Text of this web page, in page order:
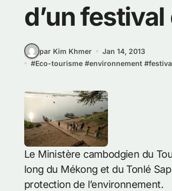
d’un
par Kim Khmer
Jan 14, 2013
#Eco-tourisme #environnement #
Le Ministère cambodgien du
long du Mékong et du Tonlé
protection de l’environnement.